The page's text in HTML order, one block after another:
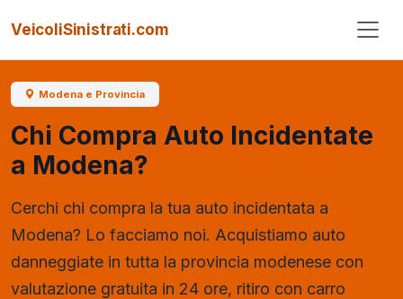
VeicoliSinistrati.com
Modena e Provincia
Chi Compra Auto Incidentate
a Modena?
Cerchi chi compra la tua auto incidentata a
Modena? Lo facciamo noi. Acquistiamo auto
danneggiate in tutta la provincia modenese con
valutazione gratuita in 24 ore, ritiro con carro